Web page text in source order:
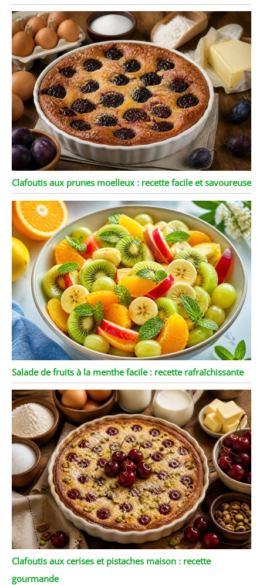
Clafoutis aux prunes moelleux : recette facile et savoureuse
Salade de fruits à la menthe facile : recette rafraîchissante
Clafoutis aux cerises et pistaches maison : recette
gourmande